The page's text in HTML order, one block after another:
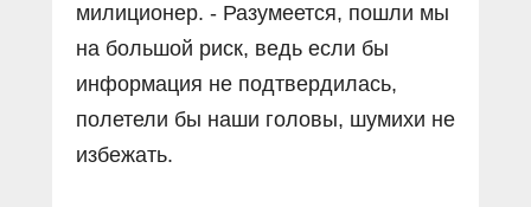
милиционер. - Разумеется, пошли мы
на большой риск, ведь если бы
информация не подтвердилась,
полетели бы наши головы, шумихи не
избежать.